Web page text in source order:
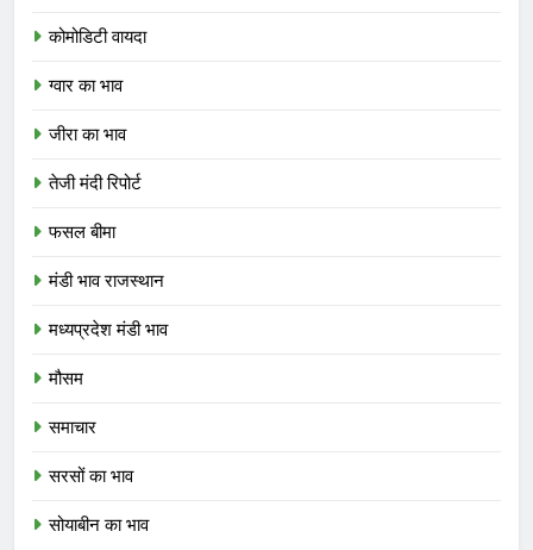
कोमोडिटी वायदा
ग्वार का भाव
जीरा का भाव
तेजी मंदी रिपोर्ट
फसल बीमा
मंडी भाव राजस्थान
मध्यप्रदेश मंडी भाव
मौसम
समाचार
सरसों का भाव
सोयाबीन का भाव